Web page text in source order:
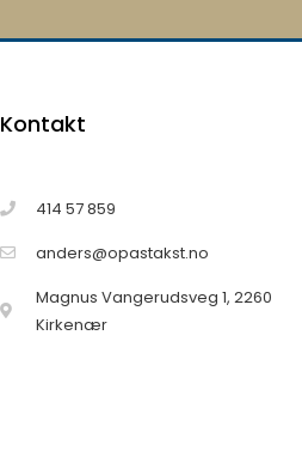
Kontakt
414 57 859
anders@opastakst.no
Magnus Vangerudsveg 1, 2260
Kirkenær